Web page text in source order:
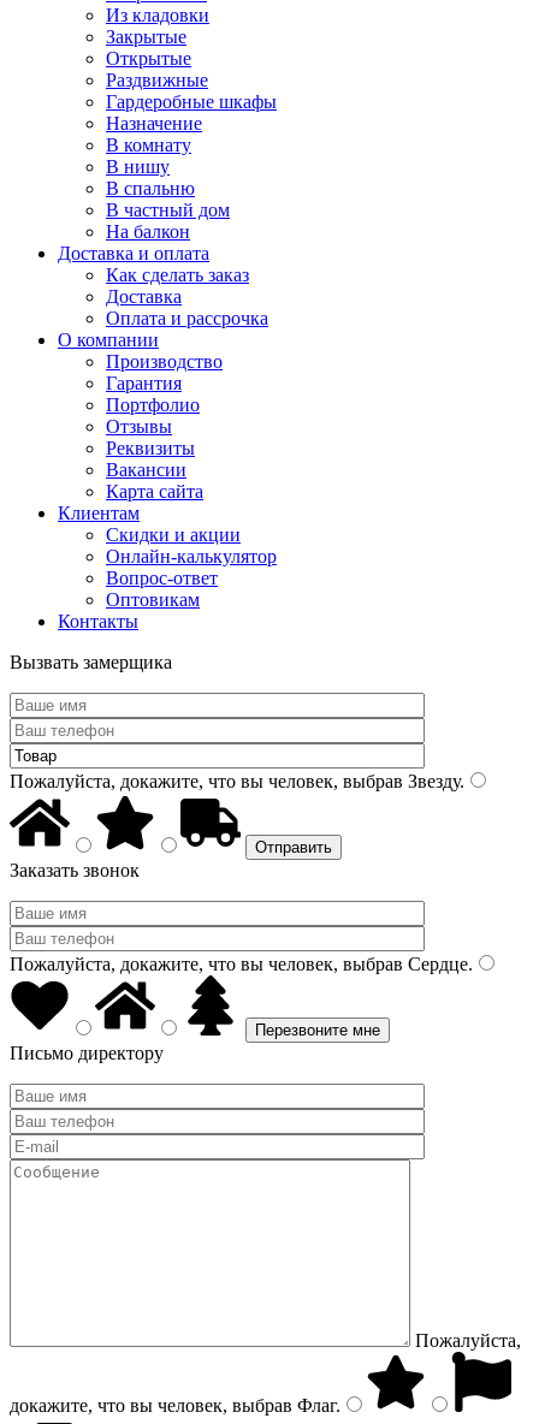
Из кладовки
Закрытые
Открытые
Раздвижные
Гардеробные шкафы
Назначение
В комнату
В нишу
В спальню
В частный дом
На балкон
Доставка и оплата
Как сделать заказ
Доставка
Оплата и рассрочка
О компании
Производство
Гарантия
Портфолио
Отзывы
Реквизиты
Вакансии
Карта сайта
Клиентам
Скидки и акции
Онлайн-калькулятор
Вопрос-ответ
Оптовикам
Контакты
Вызвать замерщика
Пожалуйста, докажите, что вы человек, выбрав Звезду.
Заказать звонок
Пожалуйста, докажите, что вы человек, выбрав Сердце.
Письмо директору
Пожалуйста,
докажите, что вы человек, выбрав Флаг.